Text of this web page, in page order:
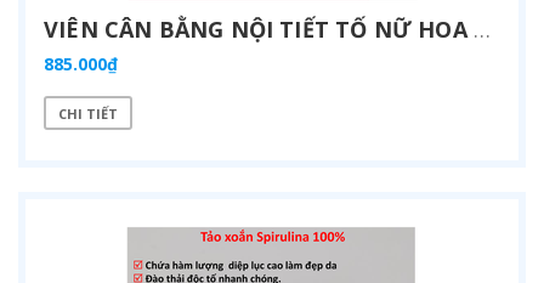
VIÊN CÂN BẰNG NỘI TIẾT TỐ NỮ HOA ANH THẢO, TĂNG CƯỜNG NỘI TIẾT TỐ NỮ, CẢI THIỆN SỨC KHỎE, GIẢM CÁC TRIỆU CHỨNG TIỀN MÃN KINH, GIẢM CHOLETEROL, GIẢM NÁM VÀ TRẺ HOÁ DA (550MG X 120 VIÊN) - ATOMY SOPHORA QUEEN - 애터미 소포라 퀸 - АТОМИ СОФОРА КОРОЛЕВА
885.000₫
CHI TIẾT